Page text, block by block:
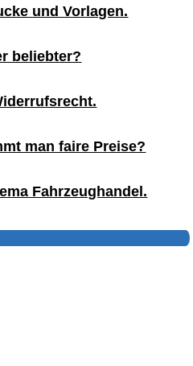
und Vorlagen.
beliebter?
man faire Preise?
Fahrzeughandel.